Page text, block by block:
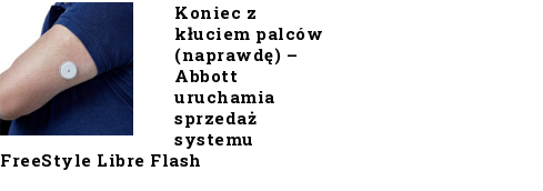
Koniec z
kłuciem palców
(naprawdę) –
Abbott
uruchamia
sprzedaż
systemu
FreeStyle Libre Flash